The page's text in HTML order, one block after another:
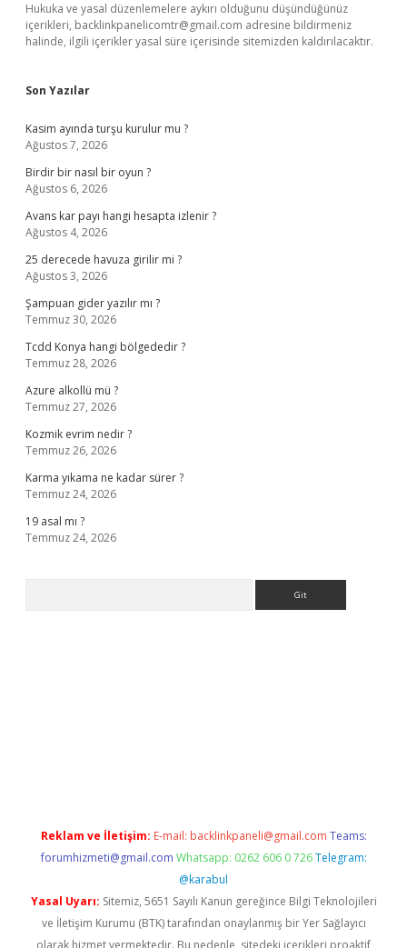
Hukuka ve yasal düzenlemelere aykırı olduğunu düşündüğünüz
içerikleri, backlinkpanelicomtr@gmail.com adresine bildirmeniz
halinde, ilgili içerikler yasal süre içerisinde sitemizden kaldırılacaktır.
Son Yazılar
Kasim ayında turşu kurulur mu ?
Ağustos 7, 2026
Birdir bir nasıl bir oyun ?
Ağustos 6, 2026
Avans kar payı hangi hesapta izlenir ?
Ağustos 4, 2026
25 derecede havuza girilir mi ?
Ağustos 3, 2026
Şampuan gider yazılır mı ?
Temmuz 30, 2026
Tcdd Konya hangi bölgededir ?
Temmuz 28, 2026
Azure alkollü mü ?
Temmuz 27, 2026
Kozmik evrim nedir ?
Temmuz 26, 2026
Karma yıkama ne kadar sürer ?
Temmuz 24, 2026
19 asal mı ?
Temmuz 24, 2026
Reklam ve İletişim: E-mail: backlinkpaneli@gmail.com Teams:
forumhizmeti@gmail.com Whatsapp: 0262 606 0 726 Telegram:
@karabul
Yasal Uyarı: Sitemiz, 5651 Sayılı Kanun gereğince Bilgi Teknolojileri
ve İletişim Kurumu (BTK) tarafından onaylanmış bir Yer Sağlayıcı
olarak hizmet vermektedir. Bu nedenle, sitedeki içerikleri proaktif